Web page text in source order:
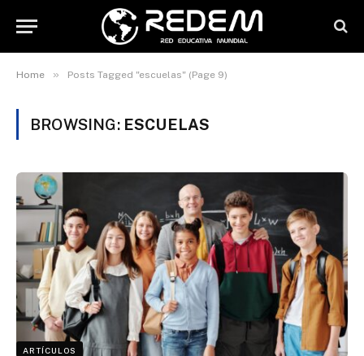
Home » Posts Tagged "escuelas" (Page 9)
BROWSING: ESCUELAS
ARTÍCULOS